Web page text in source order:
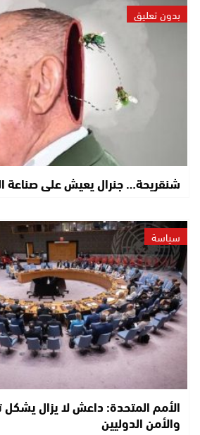
بدون تعليق
شنقريحة… جنرال يعيش على صناعة
سياسة
الأمم المتحدة: داعش لا يزال يشكل
والأمن الدوليين